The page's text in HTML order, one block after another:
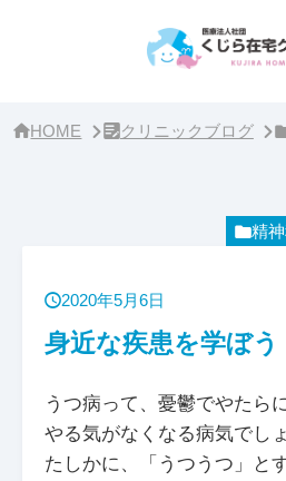
HOME クリニックブログ
精
2020年5月6日
身近な疾患を学ぼう
うつ病って、憂鬱でやたら
やる気がなくなる病気でしょ
たしかに、「うつうつ」と